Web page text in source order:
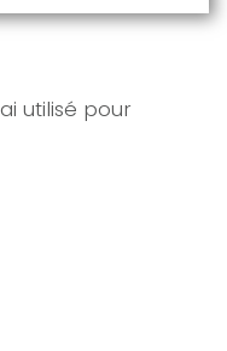
utilisé pour